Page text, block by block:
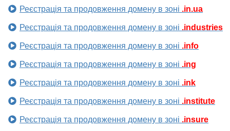
Реєстрація та продовження домену в зоні .in.ua
Реєстрація та продовження домену в зоні .industries
Реєстрація та продовження домену в зоні .info
Реєстрація та продовження домену в зоні .ing
Реєстрація та продовження домену в зоні .ink
Реєстрація та продовження домену в зоні .institute
Реєстрація та продовження домену в зоні .insure